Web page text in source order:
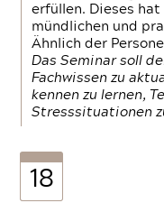
erfüllen. Dieses
mündlichen und
Ähnlich der
Das Seminar soll
Fachwissen zu
kennen zu lernen,
Stresssituationen
18